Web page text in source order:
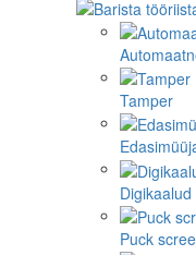
Tamper
Digikaalud
Puck